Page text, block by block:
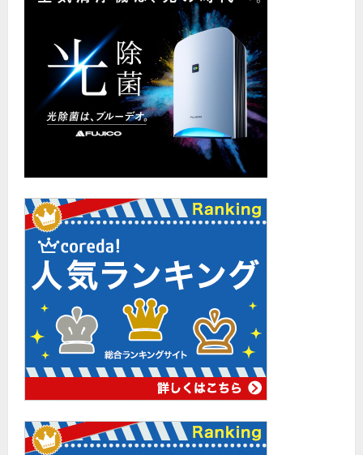
ど
年
間
4000
件
発
生！
つ
い
て
に
む